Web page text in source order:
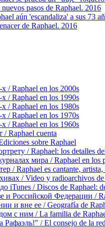
pasos de Raphael. 2016
aún 'escandaliza' a sus 73
de Raphael. 2016
/ Raphael en los 2000s
/ Raphael en los 1990s
/ Raphael en los 1980s
/ Raphael en los 1970s
/ Raphael en los 1960s
/ Raphael cuenta
sobre Raphael
/ Raphael: los detalles
мира / Raphael en los
/ Raphael es cantante, artista,
/ Video y radioarchivos de
iTunes / Discos de Raphael:
и Российской Федерации /
и вне ее / Geografía de
с ним / La familia de
/ El consejo de la